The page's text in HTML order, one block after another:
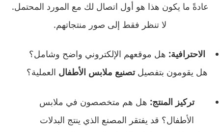
عادةً ما يكون هذا هو أول اتصال لك مع المورد المحتمل.
لا تنظر فقط إلى صور منتجاتهم.
الاحترافية: هل موقعهم الإلكتروني واضح وشامل؟
هل يقومون بتفصيلتصنيع ملابس الأطفال العملية؟
تركيز المنتج: هل هم متخصصون في ملابس
الأطفال؟ قد يفتقر المصنع الذي ينتج البدلات